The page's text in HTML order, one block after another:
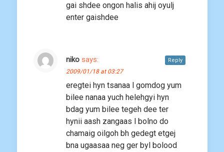
gai shdee ongon halis ahij oyulj
enter gaishdee
niko says:
2009/01/18 at 03:27
eregtei hyn tsanaa l gomdog yum
bilee nanaa yuch helehgyi hyn
bdag yum bilee tegeh dee ter
hynii aash zangaas l bolno do
chamaig oilgoh bh gedegt etgej
bna ugaasaa neg ger byl bolood
Reply